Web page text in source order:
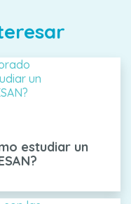
estudiar un